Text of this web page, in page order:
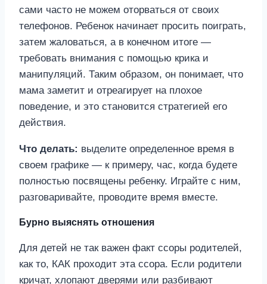
сами часто не можем оторваться от своих
телефонов. Ребенок начинает просить поиграть,
затем жаловаться, а в конечном итоге —
требовать внимания с помощью крика и
манипуляций. Таким образом, он понимает, что
мама заметит и отреагирует на плохое
поведение, и это становится стратегией его
действия.
Что делать: выделите определенное время в
своем графике — к примеру, час, когда будете
полностью посвящены ребенку. Играйте с ним,
разговаривайте, проводите время вместе.
Бурно выяснять отношения
Для детей не так важен факт ссоры родителей,
как то, КАК проходит эта ссора. Если родители
кричат, хлопают дверями или разбивают